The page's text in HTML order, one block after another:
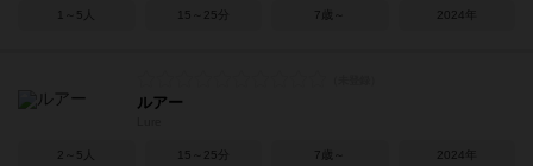
1～5人 15～25分 7歳～ 2024年
ルアー
2～5人 15～25分 7歳～ 2024年